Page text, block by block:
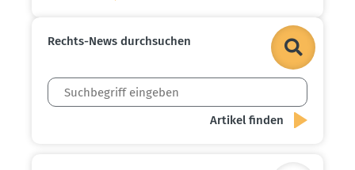
Rechts-News durch­suchen